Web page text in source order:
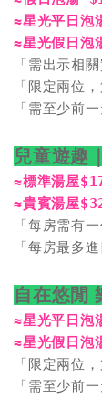
≈星光平日泡
≈星光假日泡
「需出示相
「限定兩位
「需至少前
兒童遊趣
≈標準湯屋
≈貴賓湯屋
「每房需有
「每房最多進
自在悠閒
≈星光平日
≈星光假日
「限定兩位
「需至少前